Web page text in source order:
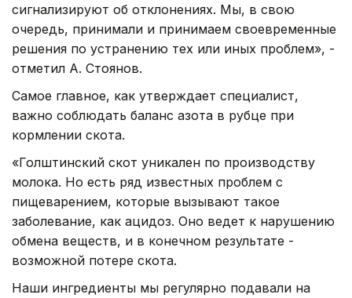
сигнализируют об отклонениях. Мы, в свою
очередь, принимали и принимаем своевременные
решения по устранению тех или иных проблем», -
отметил А. Стоянов.
Самое главное, как утверждает специалист,
важно соблюдать баланс азота в рубце при
кормлении скота.
«Голштинский скот уникален по производству
молока. Но есть ряд известных проблем с
пищеварением, которые вызывают такое
заболевание, как ацидоз. Оно ведет к нарушению
обмена веществ, и в конечном результате -
возможной потере скота.
Наши ингредиенты мы регулярно подавали на